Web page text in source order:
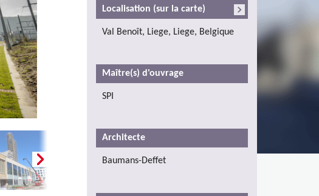
Localisation (sur la carte)
Val Benoît, Liege, Liege, Belgique
Maître(s) d'ouvrage
SPI
Architecte
Baumans-Deffet